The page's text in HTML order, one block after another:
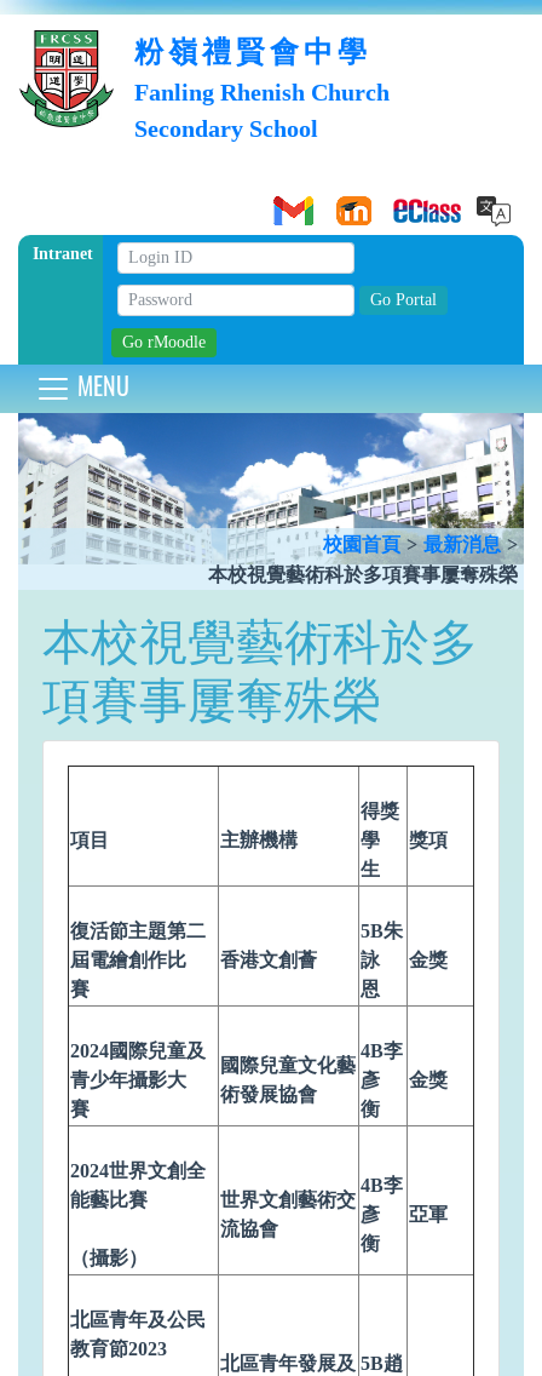
粉嶺禮賢會中學
Fanling Rhenish Church
Secondary School
Intranet
MENU
校園首頁 > 最新消息 >
本校視覺藝術科於多項賽事屢奪殊榮
本校視覺藝術科於多
項賽事屢奪殊榮
項目 主辦機構
得獎
學
生
獎項
復活節主題第二
屆電繪創作比
賽
香港文創薈
5B朱
詠
恩
金獎
2024國際兒童及
青少年攝影大
賽
國際兒童文化藝
術發展協會
4B李
彥
衡
金獎
2024世界文創全
能藝比賽
（攝影）
世界文創藝術交
流協會
4B李
彥
衡
亞軍
北區青年及公民
教育節2023
北區青年發展及 5B趙